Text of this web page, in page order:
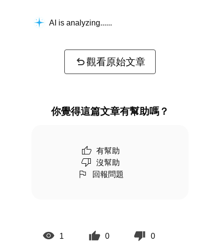
AI is analyzing...
觀看原始文章
你覺得這篇文章有幫助嗎？
有幫助
沒幫助
回報問題
1 0 0